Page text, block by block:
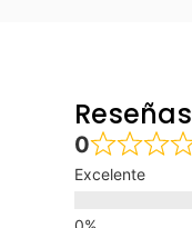
Reseñas
0
Excelente